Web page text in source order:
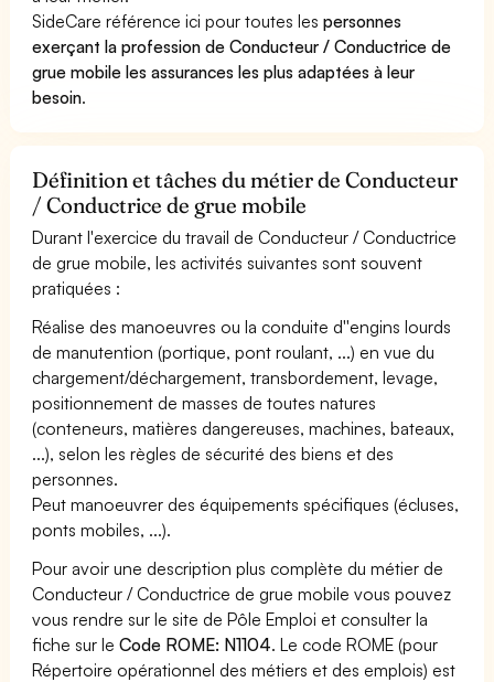
SideCare référence ici pour toutes lespersonnes
exerçant la profession de Conducteur / Conductrice de
grue mobile les assurances les plus adaptées à leur
besoin.
Définition et tâches du métier de Conducteur
/ Conductrice de grue mobile
Durant l'exercice du travail de Conducteur / Conductrice
de grue mobile, les activités suivantes sont souvent
pratiquées :
Réalise des manoeuvres ou la conduite d''engins lourds
de manutention (portique, pont roulant, ...) en vue du
chargement/déchargement, transbordement, levage,
positionnement de masses de toutes natures
(conteneurs, matières dangereuses, machines, bateaux,
...), selon les règles de sécurité des biens et des
personnes.
Peut manoeuvrer des équipements spécifiques (écluses,
ponts mobiles, ...).
Pour avoir une description plus complète du métier de
Conducteur / Conductrice de grue mobile vous pouvez
vous rendre sur le site de Pôle Emploi et consulter la
fiche sur leCode ROME: N1104. Le code ROME (pour
Répertoire opérationnel des métiers et des emplois) est